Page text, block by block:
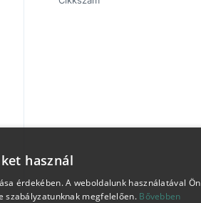
használ
érdekében. A weboldalunk használatával Ön
szabályzatunknak megfelelően. Bővebben